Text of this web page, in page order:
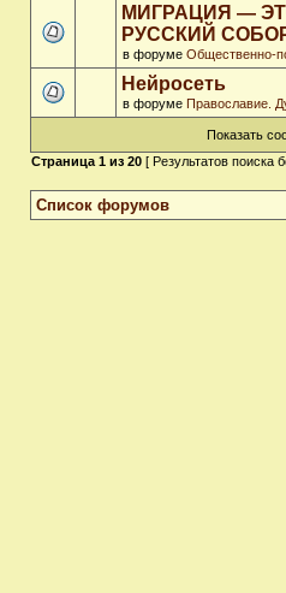
МИГРАЦИЯ —
РУССКИЙ
в форуме Общественно-
Нейросеть
в форуме Православие.
Показать
Страница 1 из 20 [ Результатов поиска
Список форумов